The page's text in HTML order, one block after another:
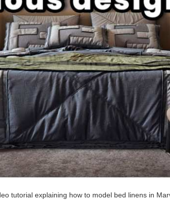
tutorial explaining how to model bed linens in